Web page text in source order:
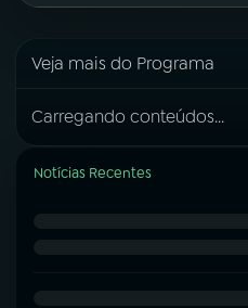
Veja mais do Programa
Carregando conteúdos...
Notícias Recentes